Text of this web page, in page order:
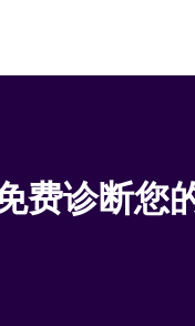
费诊断您